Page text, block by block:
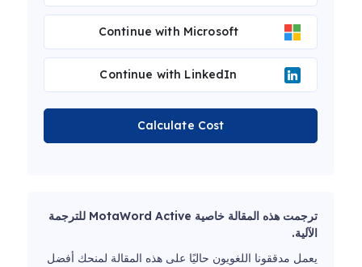
Continue with Microsoft
Continue with LinkedIn
Calculate Cost
ترجمت هذه المقالة خاصية MotaWord Active للترجمة
الآلية.
يعمل مدققونا اللغويون حاليًا على هذه المقالة لمنحك أفضل